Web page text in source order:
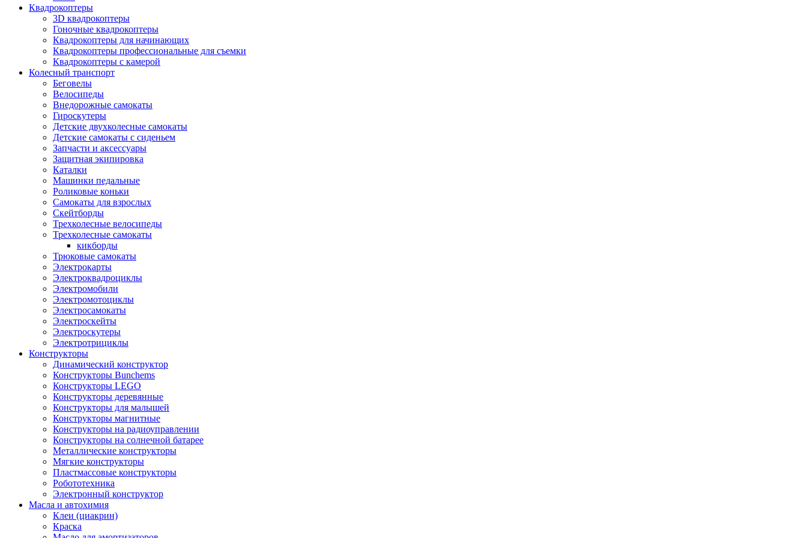
Квадрокоптеры
3D квадрокоптеры
Гоночные квадрокоптеры
Квадрокоптеры для начинающих
Квадрокоптеры профессиональные для съемки
Квадрокоптеры с камерой
Колесный транспорт
Беговелы
Велосипеды
Внедорожные самокаты
Гироскутеры
Детские двухколесные самокаты
Детские самокаты с сиденьем
Запчасти и аксессуары
Защитная экипировка
Каталки
Машинки педальные
Роликовые коньки
Самокаты для взрослых
Скейтборды
Трехколесные велосипеды
Трехколесные самокаты
кикборды
Трюковые самокаты
Электрокарты
Электроквадроциклы
Электромобили
Электромотоциклы
Электросамокаты
Электроскейты
Электроскутеры
Электротрициклы
Конструкторы
Динамический конструктор
Конструкторы Bunchems
Конструкторы LEGO
Конструкторы деревянные
Конструкторы для малышей
Конструкторы магнитные
Конструкторы на радиоуправлении
Конструкторы на солнечной батарее
Металлические конструкторы
Мягкие конструкторы
Пластмассовые конструкторы
Робототехника
Электронный конструктор
Масла и автохимия
Клеи (циакрин)
Краска